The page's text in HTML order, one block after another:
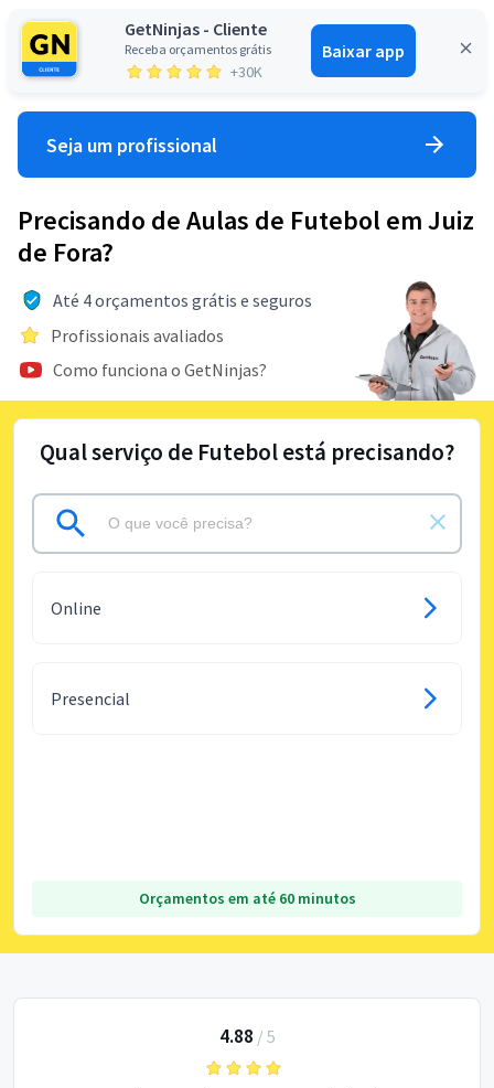
GetNinjas - Cliente
Receba orçamentos grátis
+30K
Baixar app
Entrar
Seja um profissional
Precisando de Aulas de Futebol em Juiz
de Fora?
Até 4 orçamentos grátis e seguros
Profissionais avaliados
Como funciona o GetNinjas?
Qual serviço de Futebol está precisando?
Online
Presencial
Orçamentos em até 60 minutos
4.88 / 5